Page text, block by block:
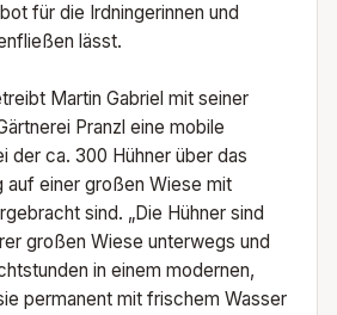
für die Irdningerinnen und
lässt.
Martin Gabriel mit seiner
Pranzl eine mobile
der ca. 300 Hühner über das
auf einer großen Wiese mit
sind. „Die Hühner sind
großen Wiese unterwegs und
in einem modernen,
permanent mit frischem Wasser